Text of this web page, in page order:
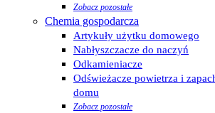
Zobacz pozostałe
Chemia gospodarcza
Artykuły użytku domowego
Nabłyszczacze do naczyń
Odkamieniacze
Odświeżacze powietrza i
domu
Zobacz pozostałe